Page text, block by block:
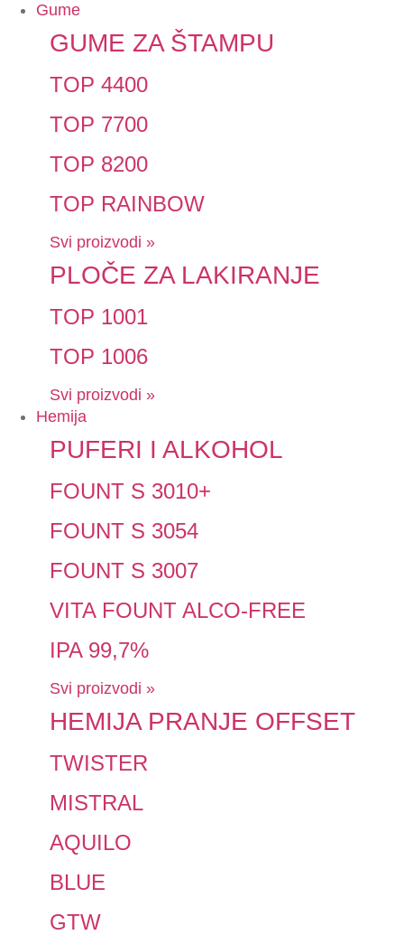
Gume
GUME ZA ŠTAMPU
TOP 4400
TOP 7700
TOP 8200
TOP RAINBOW
Svi proizvodi »
PLOČE ZA LAKIRANJE
TOP 1001
TOP 1006
Svi proizvodi »
Hemija
PUFERI I ALKOHOL
FOUNT S 3010+
FOUNT S 3054
FOUNT S 3007
VITA FOUNT ALCO-FREE
IPA 99,7%
Svi proizvodi »
HEMIJA PRANJE OFFSET
TWISTER
MISTRAL
AQUILO
BLUE
GTW